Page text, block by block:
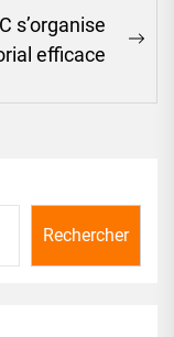
s’organise
efficace
Rechercher